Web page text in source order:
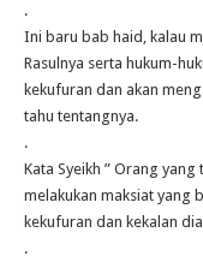
.
Ini baru bab haid, kalau
Rasulnya serta hukum-
kekufuran dan akan
tahu tentangnya.
.
Kata Syeikh ” Orang
melakukan maksiat yang
kekufuran dan kekalan
.